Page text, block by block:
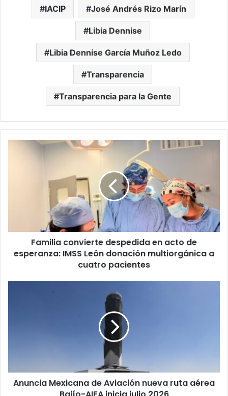
IACIP José Andrés Rizo Marín
Libia Dennise
Libia Dennise García Muñoz Ledo
Transparencia
Transparencia para la Gente
León
donación
multiorgánica
Familia convierte despedida en acto de
esperanza: IMSS León donación multiorgánica a
cuatro pacientes
AIFA
inicia
Anuncia Mexicana de Aviación nueva ruta aérea